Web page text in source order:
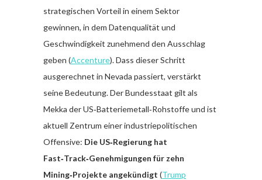
strategischen Vorteil in einem Sektor
gewinnen, in dem Datenqualität und
Geschwindigkeit zunehmend den Ausschlag
geben (Accenture). Dass dieser Schritt
ausgerechnet in Nevada passiert, verstärkt
seine Bedeutung. Der Bundesstaat gilt als
Mekka der US‑Batteriemetall‑Rohstoffe und ist
aktuell Zentrum einer industriepolitischen
Offensive: Die US‑Regierung hat
Fast‑Track‑Genehmigungen für zehn
Mining‑Projekte angekündigt (Trump